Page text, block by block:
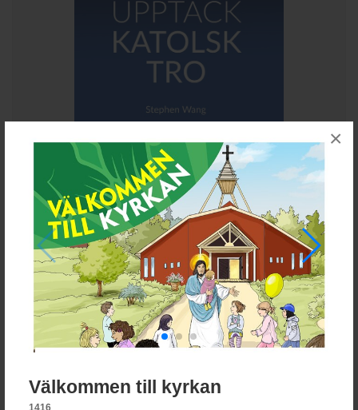
Välkommen till kyrkan
1416
×
Sycamore-boken
150 kr Läs mer